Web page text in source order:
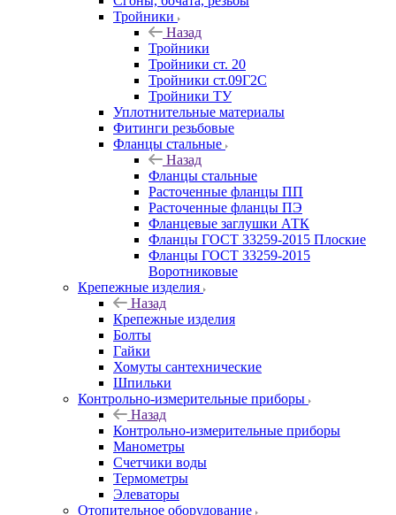
Тройники
Назад
Тройники
Тройники ст. 20
Тройники ст.09Г2С
Тройники ТУ
Уплотнительные материалы
Фитинги резьбовые
Фланцы стальные
Назад
Фланцы стальные
Расточенные фланцы ПП
Расточенные фланцы ПЭ
Фланцевые заглушки АТК
Фланцы ГОСТ 33259-2015 Плоские
Фланцы ГОСТ 33259-2015
Воротниковые
Крепежные изделия
Назад
Крепежные изделия
Болты
Гайки
Хомуты сантехнические
Шпильки
Контрольно-измерительные приборы
Назад
Контрольно-измерительные приборы
Манометры
Счетчики воды
Термометры
Элеваторы
Отопительное оборудование